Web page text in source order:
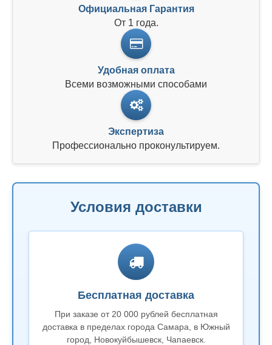
Официальная Гарантия
От 1 года.
Удобная оплата
Всеми возможными способами
Экспертиза
Профессионально проконультируем.
Условия доставки
Бесплатная доставка
При заказе от 20 000 рублей бесплатная
доставка в пределах города Самара, в Южный
город, Новокуйбышевск, Чапаевск.